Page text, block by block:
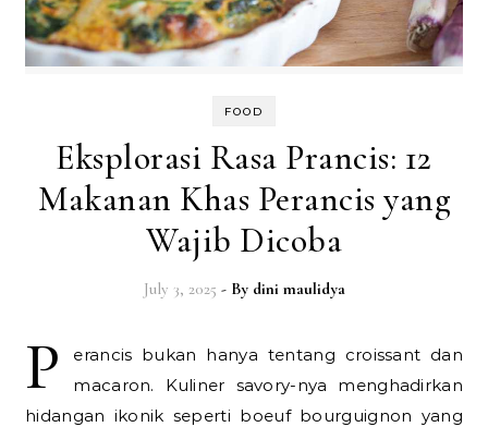
FOOD
Eksplorasi Rasa Prancis: 12
Makanan Khas Perancis yang
Wajib Dicoba
July 3, 2025 - By dini maulidya
P
erancis bukan hanya tentang croissant dan
macaron. Kuliner savory-nya menghadirkan
hidangan ikonik seperti boeuf bourguignon yang